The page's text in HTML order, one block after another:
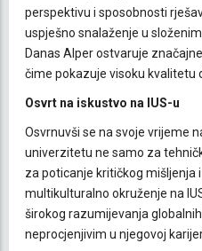
perspektivu i sposobnosti
uspješno snalaženje u
Danas Alper ostvaruje
čime pokazuje visoku kvalitetu
Osvrt na iskustvo na IUS-u
Osvrnuvši se na svoje vrijeme
univerzitetu ne samo za
za poticanje kritičkog mišljenja
multikulturalno okruženje na
širokog razumijevanja
neprocjenjivim u njegovoj